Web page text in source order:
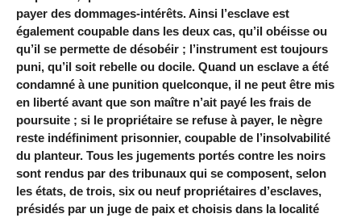
payer des dommages-intérêts. Ainsi l’esclave est
également coupable dans les deux cas, qu’il obéisse ou
qu’il se permette de désobéir ; l’instrument est toujours
puni, qu’il soit rebelle ou docile. Quand un esclave a été
condamné à une punition quelconque, il ne peut être mis
en liberté avant que son maître n’ait payé les frais de
poursuite ; si le propriétaire se refuse à payer, le nègre
reste indéfiniment prisonnier, coupable de l’insolvabilité
du planteur. Tous les jugements portés contre les noirs
sont rendus par des tribunaux qui se composent, selon
les états, de trois, six ou neuf propriétaires d’esclaves,
présidés par un juge de paix et choisis dans la localité